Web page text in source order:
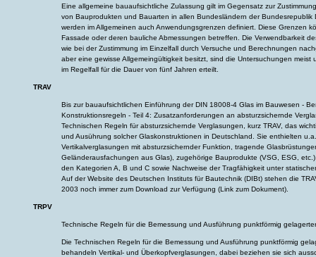
Eine allgemeine bauaufsichtliche Zulassung gilt im Gegensatz zur
von Bauprodukten und Bauarten in allen Bundesländern der
werden im Allgemeinen auch Anwendungsgrenzen definiert. Diese Grenzen
Fassade oder deren bauliche Abmessungen betreffen. Die Verwendbarkeit
wie bei der Zustimmung im Einzelfall durch Versuche und Berechnungen
aber eine gewisse Allgemeingültigkeit besitzt, sind die Untersuchungen meist
im Regelfall für die Dauer von fünf Jahren erteilt.
TRAV
Bis zur bauaufsichtlichen Einführung der DIN 18008-4 Glas im Bauwesen -
Konstruktionsregeln - Teil 4: Zusatzanforderungen an absturzsichernde
Technischen Regeln für absturzsichernde Verglasungen, kurz TRAV, das
und Ausührung solcher Glaskonstruktionen in Deutschland. Sie enthielten
Vertikalverglasungen mit absturzsichernder Funktion, tragende
Geländerausfachungen aus Glas), zugehörige Bauprodukte (VSG, ESG,
den Kategorien A, B und C sowie Nachweise der Tragfähigkeit unter
Auf der Website des Deutschen Instituts für Bautechnik (DIBt) stehen die
2003 noch immer zum Download zur Verfügung (Link zum Dokument).
TRPV
Technische Regeln für die Bemessung und Ausführung punktförmig
Die Technischen Regeln für die Bemessung und Ausführung punktförmig
behandeln Vertikal- und Überkopfverglasungen, dabei beziehen sie sich